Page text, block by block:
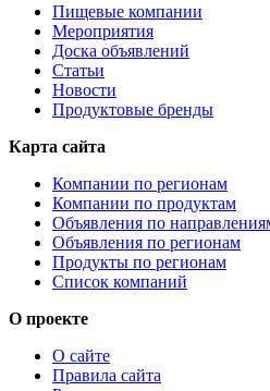
Пищевые компании
Мероприятия
Доска объявлений
Статьи
Новости
Продуктовые бренды
Карта сайта
Компании по регионам
Компании по продуктам
Объявления по
Объявления по регионам
Продукты по регионам
Список компаний
О проекте
О сайте
Правила сайта